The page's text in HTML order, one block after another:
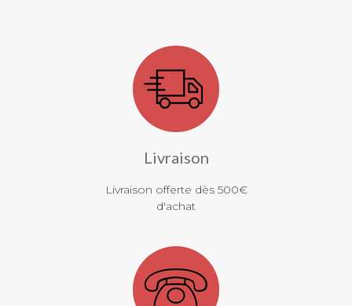
Livraison
Livraison offerte dès 500€
d'achat